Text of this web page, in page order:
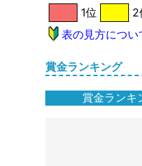
1位
2
表の見方につい
賞金ランキング
賞金ランキ